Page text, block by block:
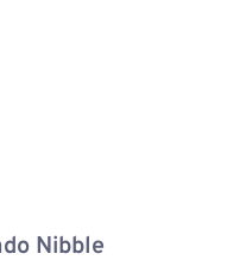
Nibble